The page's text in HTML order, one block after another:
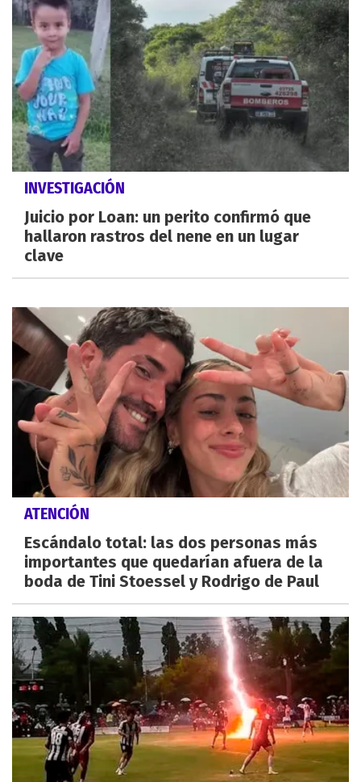
INVESTIGACIÓN
Juicio por Loan: un perito confirmó que
hallaron rastros del nene en un lugar
clave
ATENCIÓN
Escándalo total: las dos personas más
importantes que quedarían afuera de la
boda de Tini Stoessel y Rodrigo de Paul